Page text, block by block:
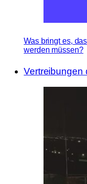
Was bringt es,
werden müssen?
Vertreibungen